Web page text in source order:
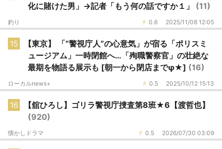
化に賭けた男」→記者「もう何の話ですか１」 (11)
0.6 2025/11/08 12:05
釣り
15
【東京】 「“警視庁人”の心意気」が宿る「ポリスミ
ュージアム」一時閉館へ…「殉職警察官」の壮絶な
最期を物語る展示も [朝一から閉店までφ★] (16)
0.5 2025/10/12 15:13
ローカルnews+
16
【舘ひろし】ゴリラ警視庁捜査第8班★6【渡哲也】
(920)
0.5 2026/07/30 03:09
懐かしドラマ